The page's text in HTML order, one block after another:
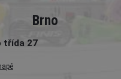
Brno
třída 27